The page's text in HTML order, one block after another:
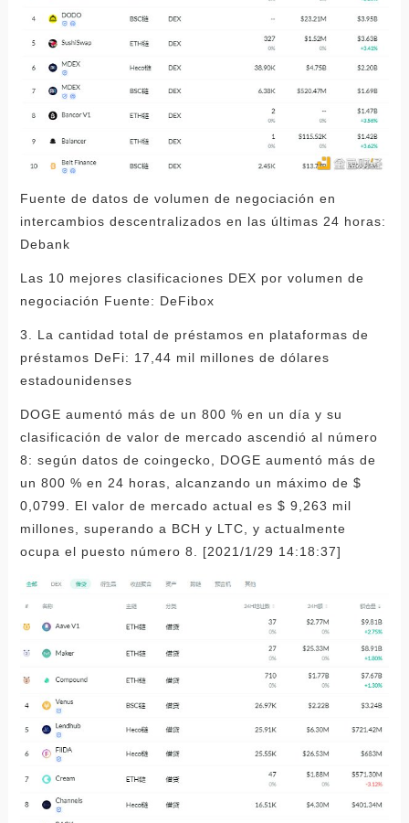
Fuente de datos de volumen de negociación en
intercambios descentralizados en las últimas 24 horas:
Debank
Las 10 mejores clasificaciones DEX por volumen de
negociación Fuente: DeFibox
3. La cantidad total de préstamos en plataformas de
préstamos DeFi: 17,44 mil millones de dólares
estadounidenses
DOGE aumentó más de un 800 % en un día y su
clasificación de valor de mercado ascendió al número
8: según datos de coingecko, DOGE aumentó más de
un 800 % en 24 horas, alcanzando un máximo de $
0,0799. El valor de mercado actual es $ 9,263 mil
millones, superando a BCH y LTC, y actualmente
ocupa el puesto número 8. [2021/1/29 14:18:37]